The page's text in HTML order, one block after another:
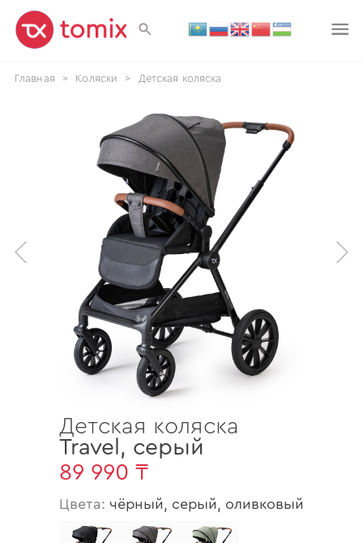
Главная > Коляски > Детская коляска
Детская коляска
Travel , серый
89 990 ₸
Цвета: чёрный, серый, оливковый